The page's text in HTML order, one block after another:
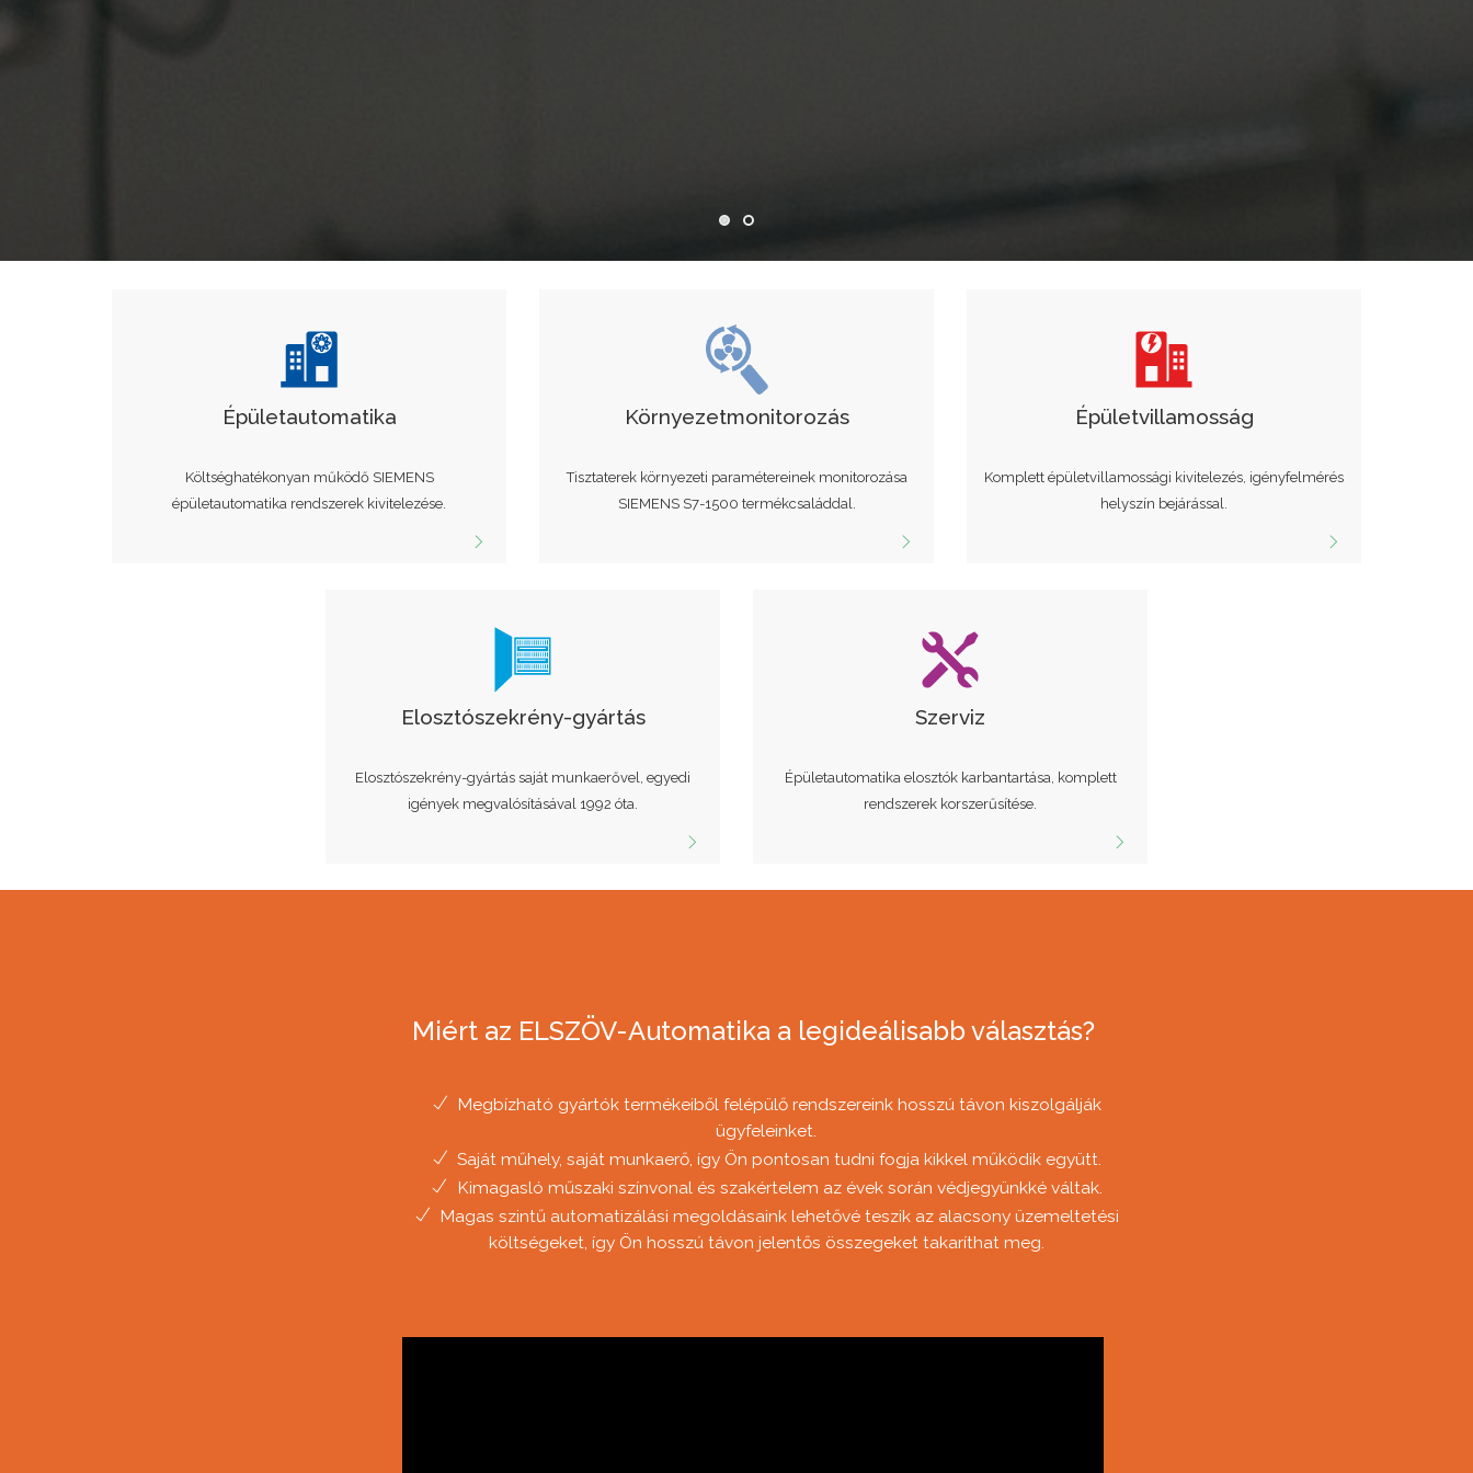
Épületautomatika
Költséghatékonyan működő SIEMENS
épületautomatika rendszerek kivitelezése.
Környezetmonitorozás
Tisztaterek környezeti paramétereinek monitorozása
SIEMENS S7-1500 termékcsaláddal.
Épületvillamosság
Komplett épületvillamossági kivitelezés, igényfelmérés
helyszín bejárással.
Elosztószekrény-gyártás
Elosztószekrény-gyártás saját munkaerővel, egyedi
igények megvalósításával 1992 óta.
Szerviz
Épületautomatika elosztók karbantartása, komplett
rendszerek korszerűsítése.
Miért az ELSZÖV-Automatika a legideálisabb választás?
Megbízható gyártók termékeiből felépülő rendszereink hosszú távon kiszolgálják
ügyfeleinket.
Saját műhely, saját munkaerő, így Ön pontosan tudni fogja kikkel működik együtt.
Kimagasló műszaki színvonal és szakértelem az évek során védjegyünkké váltak.
Magas szintű automatizálási megoldásaink lehetővé teszik az alacsony üzemeltetési
költségeket, így Ön hosszú távon jelentős összegeket takaríthat meg.